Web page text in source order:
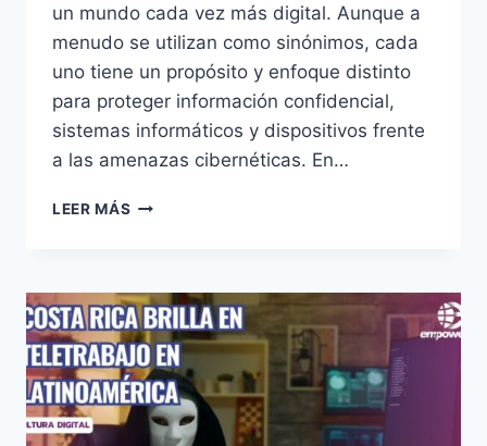
un mundo cada vez más digital. Aunque a
menudo se utilizan como sinónimos, cada
uno tiene un propósito y enfoque distinto
para proteger información confidencial,
sistemas informáticos y dispositivos frente
a las amenazas cibernéticas. En…
LEER MÁS